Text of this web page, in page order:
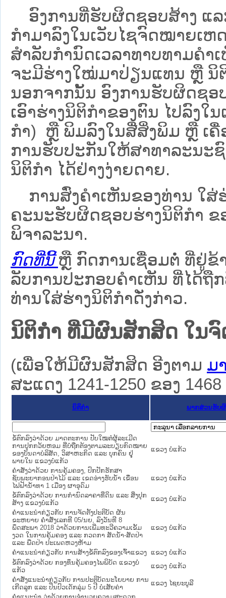
ອົງການທີ່ຮັບຜິດຊອບສ້າງ ແລ
ກຳມາລົງໃນ​ເວັບ​ໄຊຈົດໝາຍເຫ
ສໍາລັບກໍານົດເວລາທາບທາມຄໍ
ຈະມີຮ່າງໃໝ່ມາປ່ຽນແທນ ຫຼື ນິ
ນອກຈາກນັ້ນ ອົງການຮັບຜິດຊອ
ເອົາຮ່າງນິຕິກຳຂອງຕົນ ໄປລົງໃ
ກຳ) ຫຼື ພິມລົງໃນສື່ສິ່ງພິມ ຫຼື ເຄື່
ການຮັບປະກັນໃຫ້ສາທາລະນະ
ນິຕິກຳ ໄດ້ຢ່າງງ່າຍດາຍ.
ການສົ່ງຄໍາເຫັນຂອງທ່ານ ໃສ່
ຄະນະຮັບຜິດຊອບຮ່າງນິຕິກຳ ຂ
ພິຈາລະນາ.
ກົດທີ່ນີ້ ຫຼື ກົດການເຊື່ອມຕໍ່ ທີ່ຢູ່ຂ້
ລັບການປະກອບຄຳເຫັນ ທີ່ໄດ້ຖື
ທ່ານໃສ່ຮ່າງນິຕິກຳດັ່ງກ່າວ.
ນິຕິກໍາ ທີ່ມີຜົນສັກສິດ ໃນ
(ເພື່ອໃຫ້ມີຜົນສັກສິດ ອີງຕາມ ມ
ສະແດງ 1241-1250 ຂອງ
ນິຕິກໍາ ພາກສ່ວນຮັບ
ຂໍ້ຕົກລົງວ່າດ້ວຍ ມາດຕະການ ປັບໃໝຕໍ່ຜູ້ລະເມີດ
ການປູກກວ້ຍຫອມ ທີ່ບໍ່ຖືກຕ້ອງຕາມລະບຽບກົດໝາຍ
ຂອງບັນດາບໍລິສັດ, ວິສາຫະກິດ ແລະ ບຸກຄົນ ຢຸູ່
ພາຍໃນ ແຂວງບໍ່ແກ້ວ
ແຂວງ ບໍ່ແກ້ວ
ຄໍາສັ່ງວ່າດ້ວຍ ການຄຸ້ມຄອງ, ປົກປັກຮັກສາ
ຊັບພະຍາກອນປ່າໄມ້ ແລະ ເຂດອ່າງຮັບນໍ້າ ເຂື່ອນ
ໄຟຟ້ານໍ້າທາ 1 ເມືອງ ຜາອຸດົມ
ແຂວງ ບໍ່ແກ້ວ
ຂໍ້ຕົກລົງວ່າດ້ວຍ ການກໍານົດລາຄາທີ່ດິນ ແລະ ສິ່ງປຸກ
ສ້າງ ແຂວງບໍ່ແກ້ວ
ແຂວງ ບໍ່ແກ້ວ
ຄໍາແນະນໍາກ່ຽວກັບ ການຈັດຕັ້ງປະຕິບັດ ຜັນ
ຂະຫຍາຍ ຄໍາສັ່ງເລກທີ 05/ນຍ, ລົງວັນທີ 8
ພຶດສະພາ 2018 ວ່າດ້ວຍການເພີ່ມທະວີຄວາມເຂັ້ມ
ງວດ ໃນການຄຸ້ມຄອງ ແລະ ກວດກາ ສັດນໍ້າ-ສັດປ່າ
ແລະ ພືດປ່າ ປະເພດຫວງຫ້າມ
ແຂວງ ບໍ່ແກ້ວ
ຄໍາແນະນໍາກ່ຽວກັບ ການສ້າງຂໍ້ຕົກລົງຂອງເຈົ້າແຂວງ ແຂວງ ບໍ່ແກ້ວ
ຂໍ້ຕົກລົງວ່າດ້ວຍ ກອງທຶນຄຸ້ມຄອງໄພພິບັດ ແຂວງບໍ່
ແກ້ວ
ແຂວງ ບໍ່ແກ້ວ
ຄໍາສັ່ງແນະນໍາກ່ຽວກັບ ການປະຕິບັດນະໂຍບາຍ ການ
ເກີດລູກ ແລະ ປິ່ນປົວເດັກລຸ່ມ 5 ປີ ບໍ່ເສັຍຄ່າ
ແຂວງ ໄຊຍະບູລີ